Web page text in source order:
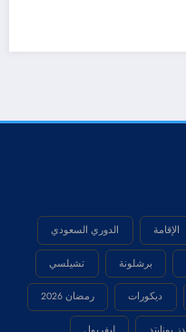
تشيلسي
ديكورات رمضان 2026
ليدز يونايتد ليفربول